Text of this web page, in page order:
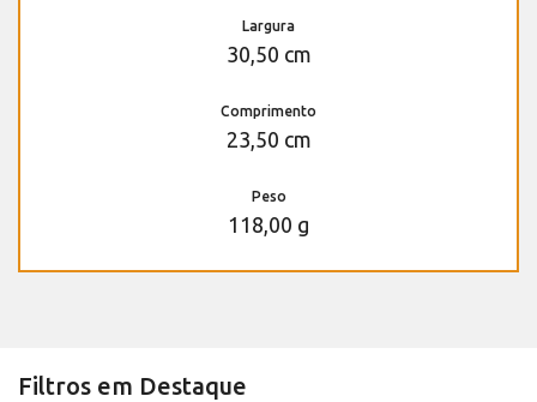
Largura
30,50 cm
Comprimento
23,50 cm
Peso
118,00 g
Filtros em Destaque